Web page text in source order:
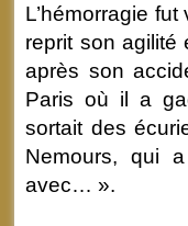
L’hémorragie
reprit son agilité
après son
Paris où il a
sortait des
Nemours, qui
avec… ».